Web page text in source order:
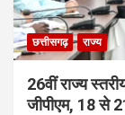
छत्तीसगढ़ राज्य
26वीं राज्य
जीपीएम, 18 से